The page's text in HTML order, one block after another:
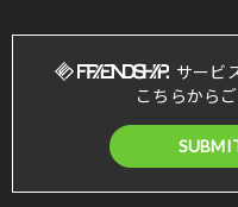
サービ
こちらから